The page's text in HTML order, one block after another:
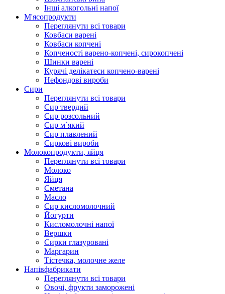
Інші алкогольні напої
М'ясопродукти
Переглянути всі товари
Ковбаси варені
Ковбаси копчені
Копченості варено-копчені, сирокопчені
Шинки варені
Курячі делікатеси копчено-варені
Нефондові вироби
Сири
Переглянути всі товари
Сир твердий
Сир розсольний
Сир м`який
Сир плавлений
Сиркові вироби
Молокопродукти, яйця
Переглянути всі товари
Молоко
Яйця
Сметана
Масло
Сир кисломолочний
Йогурти
Кисломолочні напої
Вершки
Сирки глазуровані
Маргарин
Тістечка, молочне желе
Напівфабрикати
Переглянути всі товари
Овочі, фрукти заморожені